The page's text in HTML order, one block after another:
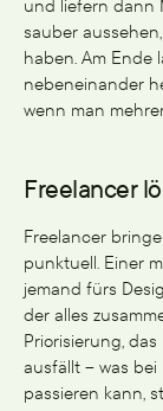
und liefern dann
sauber
haben. Am Ende
nebeneinander
wenn man
Freelancer
Freelancer
punktuell. Einer
jemand fürs
der alles
Priorisierung,
ausfällt – was bei
passieren kann,